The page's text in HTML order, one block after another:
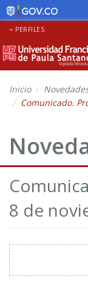
PERFILES
Inicio
Comunicado.
8 de